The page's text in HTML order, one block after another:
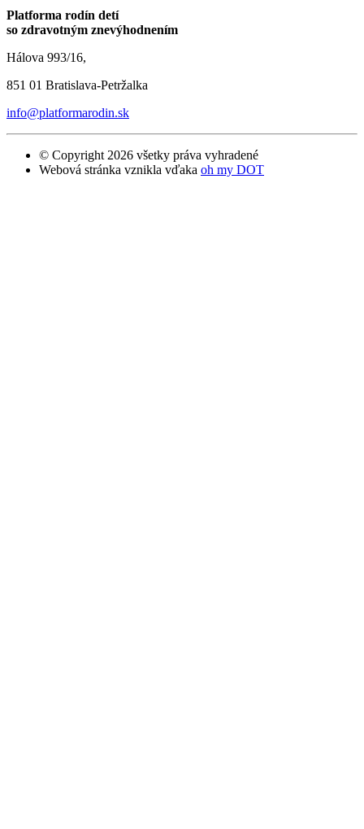
Platforma rodín detí
so zdravotným znevýhodnením
Hálova 993/16,
851 01 Bratislava-Petržalka
info@platformarodin.sk
© Copyright 2026 všetky práva vyhradené
Webová stránka vznikla vďaka oh my DOT